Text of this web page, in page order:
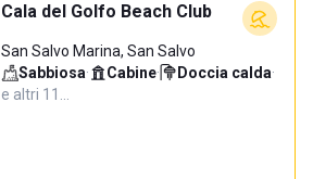
Cala del Golfo Beach Club
San Salvo Marina, San Salvo
Sabbiosa· Cabine· Doccia calda·
e altri 11…